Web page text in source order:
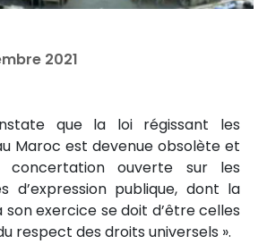
2021
que la loi régissant les
Maroc est devenue obsolète et
ouverte sur les
d’expression publique, dont la
exercice se doit d’être celles
respect des droits universels ».